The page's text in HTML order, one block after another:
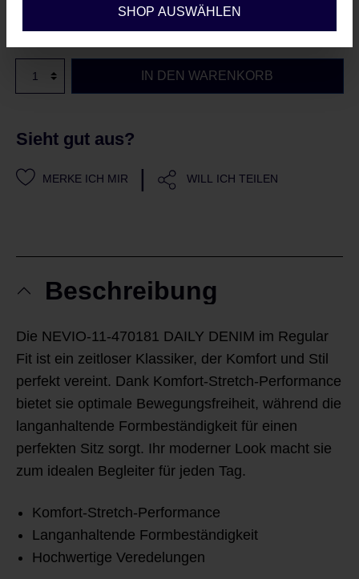
Sofort verfügbar, Lieferzeit: 2-5 Werktage
IN DEN WARENKORB
Sieht gut aus?
MERKE ICH MIR | WILL ICH TEILEN
Beschreibung
Die NEVIO-11-470181 DAILY DENIM im Regular
Fit ist ein zeitloser Klassiker, der Komfort und Stil
perfekt vereint. Dank Komfort-Stretch-Performance
bietet sie optimale Bewegungsfreiheit, während die
langanhaltende Formbeständigkeit für einen
perfekten Sitz sorgt. Ihr moderner Look macht sie
zum idealen Begleiter für jeden Tag.
Komfort-Stretch-Performance
Langanhaltende Formbeständigkeit
Hochwertige Veredelungen
SHOP AUSWÄHLEN